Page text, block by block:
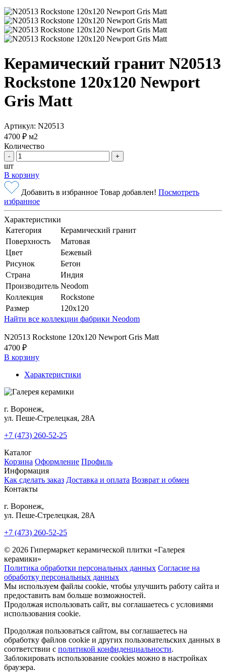
Керамический гранит N20513
Rockstone 120x120 Newport
Gris Matt
Артикул: N20513
4700 ₽ м2
Количество
- +
шт
В корзину
Добавить в избранное Товар добавлен! Посмотреть
избранное
Характеристики
Категория
Керамический гранит
Поверхность
Матовая
Цвет
Бежевый
Рисунок
Бетон
Страна
Индия
Производитель Neodom
Коллекция
Rockstone
Размер
120x120
Найти все коллекции фабрики Neodom
N20513 Rockstone 120x120 Newport Gris Matt
4700 ₽
В корзину
Характеристики
г. Воронеж,
ул. Пеше-Cтрелецкая, 28А
+7 (473) 260-52-25
Каталог
Корзина Оформление Профиль
Информация
Как сделать заказ Доставка и оплата Возврат и обмен
Контакты
г. Воронеж,
ул. Пеше-Cтрелецкая, 28А
+7 (473) 260-52-25
© 2026 Гипермаркет керамической плитки «Галерея
керамики»
Политика обработки персональных данных Согласие на
обработку персональных данных
Мы используем файлы cookie, чтобы улучшить работу сайта и
предоставить вам больше возможностей.
Продолжая использовать сайт, вы соглашаетесь с условиями
использования cookie.
Продолжая пользоваться сайтом, вы соглашаетесь на
обработку файлов cookie и других пользовательских данных в
соответствии с политикой конфиденциальности.
Заблокировать использование cookies можно в настройках
браузера.